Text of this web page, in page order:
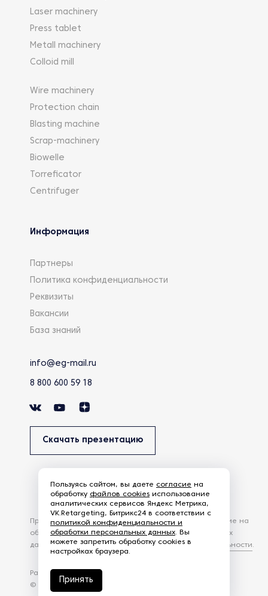
Laser machinery
Press tablet
Metall machinery
Colloid mill
Wire machinery
Protection chain
Blasting machine
Scrap-machinery
Biowelle
Torreficator
Centrifuger
Информация
Партнеры
Политика конфиденциальности
Реквизиты
Вакансии
База знаний
info@eg-mail.ru
8 800 600 59 18
Скачать презентацию
Разработка сайта —
© 2026 – Eurasia Group. Все права защищены
Продолжая использовать наш сайт, вы даете согласие на
обработку файлов Cookies и других пользовательских
данных, в соответствии сПолитикой конфиденциальности.
Пользуясь сайтом, вы даете согласие на
обработку файлов cookies использование
аналитических сервисов Яндекс Метрика,
VK.Retargeting, Битрикс24 в соответствии с
политикой конфиденциальности и
обработки персональных данных. Вы
можете запретить обработку cookies в
настройках браузера.
Принять